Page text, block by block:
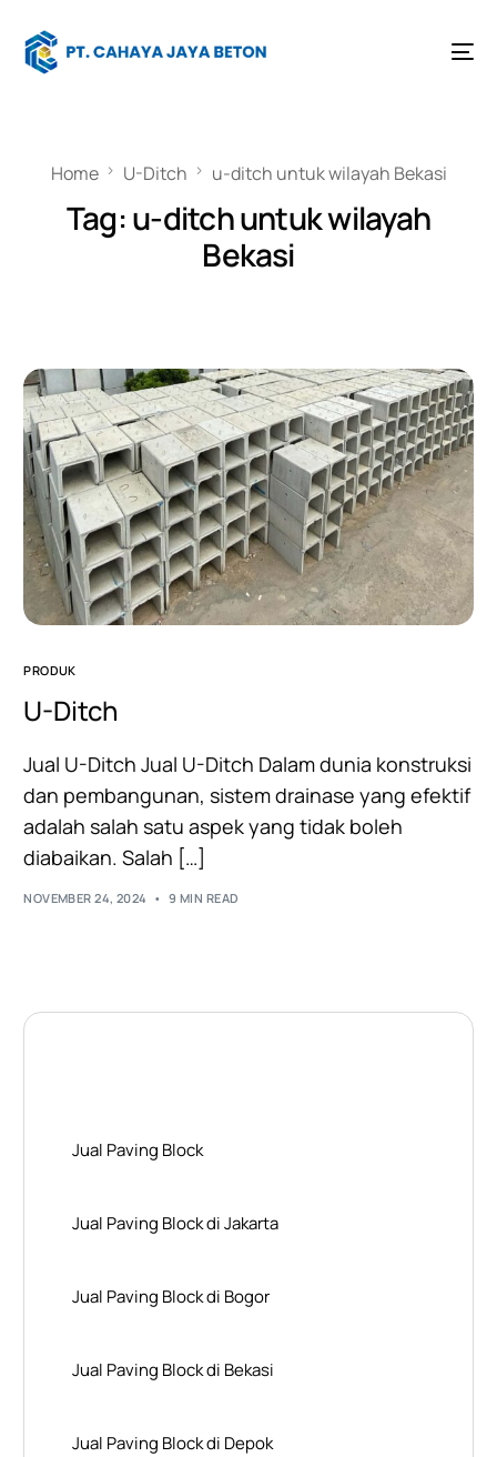
Home U-Ditch u-ditch untuk wilayah Bekasi
Tag:u-ditch untuk wilayah
Bekasi
PRODUK
U-Ditch
Jual U-Ditch Jual U-Ditch Dalam dunia konstruksi
dan pembangunan, sistem drainase yang efektif
adalah salah satu aspek yang tidak boleh
diabaikan. Salah […]
NOVEMBER 24, 2024 9 MIN READ
Jual Paving Block
Jual Paving Block di Jakarta
Jual Paving Block di Bogor
Jual Paving Block di Bekasi
Jual Paving Block di Depok